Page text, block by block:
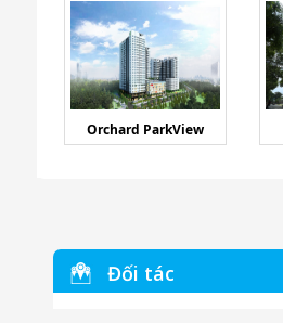
Orchard ParkView
Đối tác